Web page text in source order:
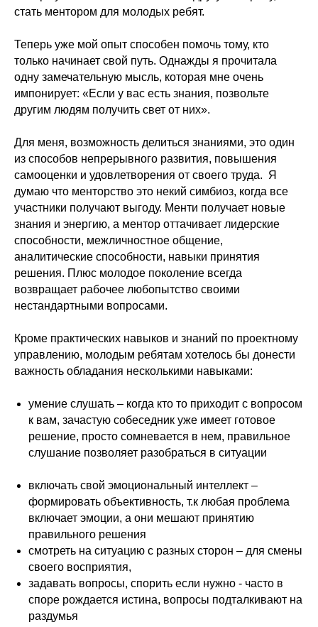
стать ментором для молодых ребят.
Теперь уже мой опыт способен помочь тому, кто
только начинает свой путь. Однажды я прочитала
одну замечательную мысль, которая мне очень
импонирует: «Если у вас есть знания, позвольте
другим людям получить свет от них».
Для меня, возможность делиться знаниями, это один
из способов непрерывного развития, повышения
самооценки и удовлетворения от своего труда. Я
думаю что менторство это некий симбиоз, когда все
участники получают выгоду. Менти получает новые
знания и энергию, а ментор оттачивает лидерские
способности, межличностное общение,
аналитические способности, навыки принятия
решения. Плюс молодое поколение всегда
возвращает рабочее любопытство своими
нестандартными вопросами.
Кроме практических навыков и знаний по проектному
управлению, молодым ребятам хотелось бы донести
важность обладания несколькими навыками:
умение слушать – когда кто то приходит с вопросом
к вам, зачастую собеседник уже имеет готовое
решение, просто сомневается в нем, правильное
слушание позволяет разобраться в ситуации
включать свой эмоциональный интеллект –
формировать объективность, т.к любая проблема
включает эмоции, а они мешают принятию
правильного решения
смотреть на ситуацию с разных сторон – для смены
своего восприятия,
задавать вопросы, спорить если нужно - часто в
споре рождается истина, вопросы подталкивают на
раздумья
© 2019-2024 Все права защищены.
ТОО "Human Capital Partners"